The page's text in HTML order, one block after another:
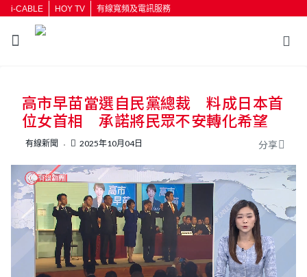
i-CABLE HOY TV 有線寬頻及電訊服務
按輸入鍵開始搜尋
高市早苗當選自民黨總裁 料成日本首
位女首相 承諾將民眾不安轉化希望
有線新聞 2025年10月04日 分享